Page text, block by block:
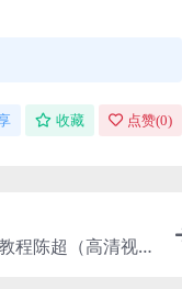
收藏 点赞(0)
程陈超（高清视